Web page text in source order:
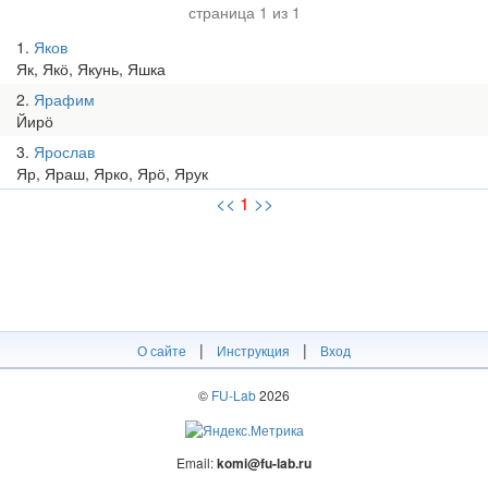
страница 1 из 1
1 Яков
Як, Якӧ, Якунь, Яшка
2 Ярафим
Йирӧ
3 Ярослав
Яр, Яраш, Ярко, Ярӧ, Ярук
<< 1 >>
О сайте | Инструкция | Вход
© FU-Lab2026
Email:komi@fu-lab.ru